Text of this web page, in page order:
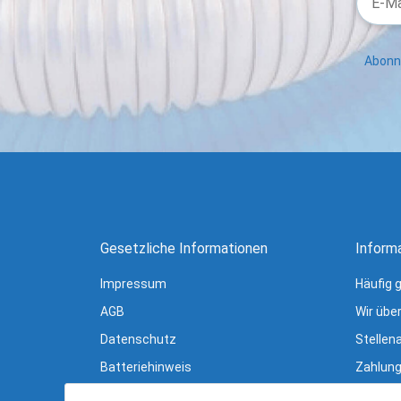
Gesetzliche Informationen
Impressum
AGB
Datenschutz
Batteriehinweis
Häufig
Wir